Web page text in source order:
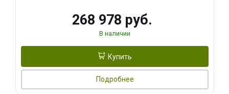
268 978 руб.
В наличии
Купить
Подробнее